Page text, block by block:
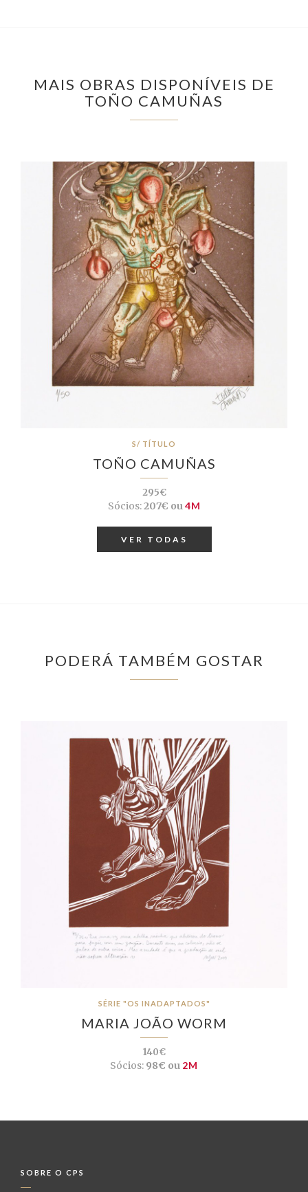
MAIS OBRAS DISPONÍVEIS DE
TOÑO CAMUÑAS
S/ TÍTULO
TOÑO CAMUÑAS
295€
Sócios:207€ ou 4M
VER TODAS
PODERÁ TAMBÉM GOSTAR
SÉRIE "OS INADAPTADOS"
MARIA JOÃO WORM
140€
Sócios: 98€ ou 2M
SOBRE O CPS